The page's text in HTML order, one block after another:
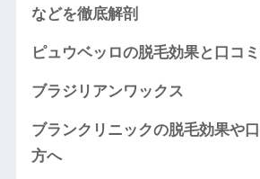
などを徹底解剖
ピュウベッロの脱毛効果と口コ
ブラジリアンワックス
ブランクリニックの脱毛効果や
方へ